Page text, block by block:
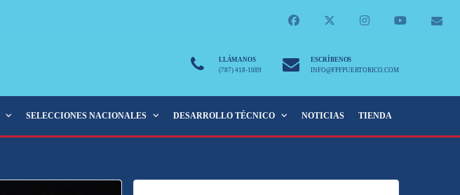
LLÁMANOS
(787) 418-1089
ESCRÍBENOS
INFO@FPFPUERTORICO.COM
SELECCIONES NACIONALES DESARROLLO TÉCNICO NOTICIAS TIENDA